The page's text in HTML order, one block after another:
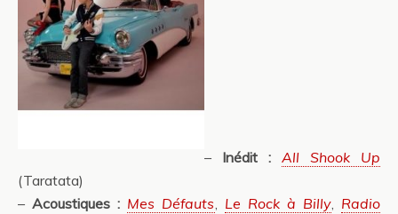
– Inédit : All Shook Up
(Taratata)
–Acoustiques : Mes Défauts, Le Rock à Billy, Radio